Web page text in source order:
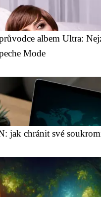
albem Ultra:
Mode
jak chránit své